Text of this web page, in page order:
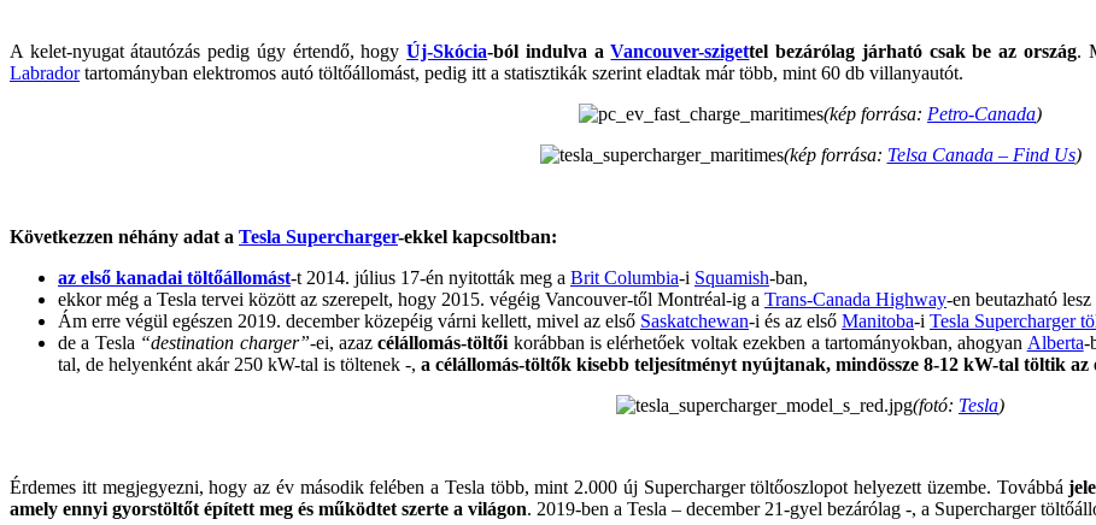
A kelet-nyugat átautózás pedig úgy értendő, hogyÚj-Skócia-ból indulva aVancouver-szigettel bezárólag járható csak be az ország.
Labradortartományban elektromos autó töltőállomást, pedig itt a statisztikák szerint eladtak már több, mint 60 db villanyautót.
(kép forrása: Petro-Canada)
(kép forrása: Telsa Canada – Find Us)
Következzen néhány adat a Tesla Supercharger-ekkel kapcsoltban:
az első kanadai töltőállomást-t 2014. július 17-én nyitották meg a Brit Columbia-i Squamish-ban,
ekkor még a Tesla tervei között az szerepelt, hogy 2015. végéig Vancouver-től Montréal-ig a Trans-Canada Highway-en beutazható
Ám erre végül egészen 2019. december közepéig várni kellett, mivel az első Saskatchewan-i és az első Manitoba-i Tesla Supercharger
de a Tesla “destination charger”-ei, azazcélállomás-töltői korábban is elérhetőek voltak ezekben a tartományokban, ahogyan Alberta-
tal, de helyenként akár 250 kW-tal is töltenek -, a célállomás-töltők kisebb teljesítményt nyújtanak, mindössze 8-12 kW-tal töltik az
(fotó: Tesla)
Érdemes itt megjegyezni, hogy az év második felében a Tesla több, mint 2.000 új Supercharger töltőoszlopot helyezett üzembe. Továbbá
amely ennyi gyorstöltőt épített meg és működtet szerte a világon. 2019-ben a Tesla – december 21-gyel bezárólag -, a Supercharger